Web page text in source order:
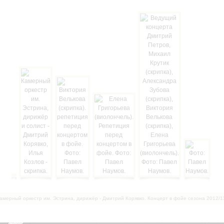
оркестр им. Эстрина, дирижёр - Дмитрий Корявко. Концерт в фойе сезона 2012/